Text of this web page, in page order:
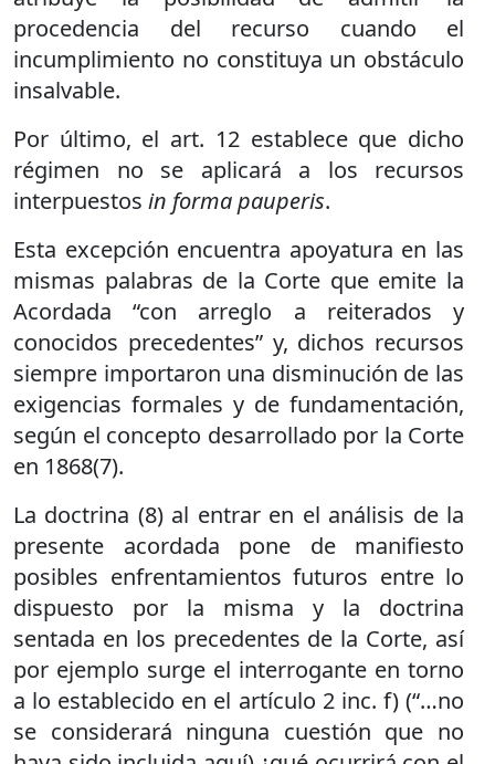
procedencia del recurso cuando el
incumplimiento no constituya un obstáculo
insalvable.
Por último, el art. 12 establece que dicho
régimen no se aplicará a los recursos
interpuestos in forma pauperis.
Esta excepción encuentra apoyatura en las
mismas palabras de la Corte que emite la
Acordada “con arreglo a reiterados y
conocidos precedentes” y, dichos recursos
siempre importaron una disminución de las
exigencias formales y de fundamentación,
según el concepto desarrollado por la Corte
en 1868(7).
La doctrina (8) al entrar en el análisis de la
presente acordada pone de manifiesto
posibles enfrentamientos futuros entre lo
dispuesto por la misma y la doctrina
sentada en los precedentes de la Corte, así
por ejemplo surge el interrogante en torno
a lo establecido en el artículo 2 inc. f) (“…no
se considerará ninguna cuestión que no